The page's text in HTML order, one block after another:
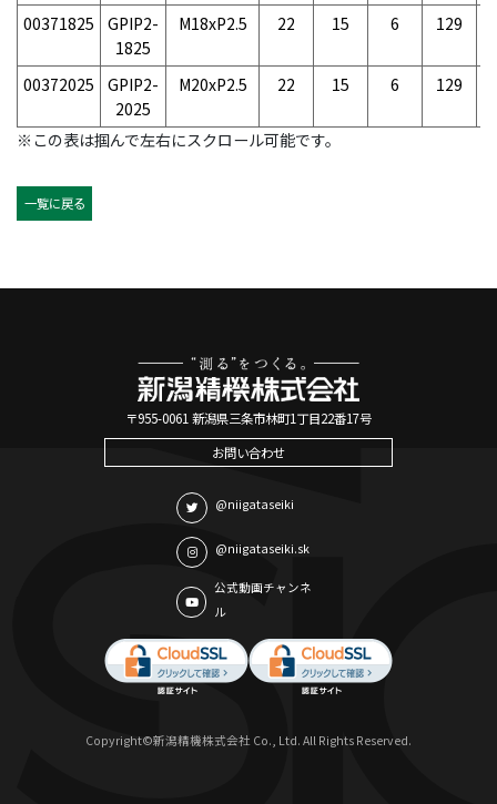
00371825
GPIP2-
1825
M18xP2.5 22 15 6 129
00372025
GPIP2-
2025
M20xP2.5 22 15 6 129
※この表は掴んで左右にスクロール可能です。
一覧に戻る
〒955-0061 新潟県三条市林町1丁目22番17号
お問い合わせ
@niigataseiki
@niigataseiki.sk
公式動画チャンネ
ル
Copyright©新潟精機株式会社 Co., Ltd. All Rights Reserved.